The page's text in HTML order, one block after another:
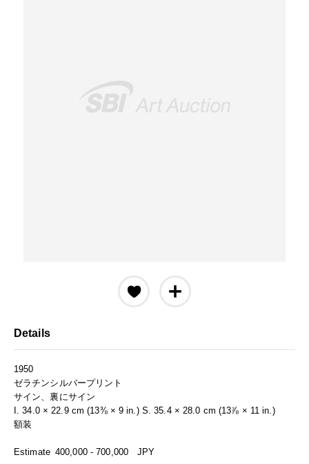
Details
1950
ゼラチンシルバープリント
サイン、裏にサイン
I. 34.0 × 22.9 cm (13⅜ × 9 in.) S. 35.4 × 28.0 cm (13⅞ × 11 in.)
額装
Estimate 400,000 - 700,000 JPY